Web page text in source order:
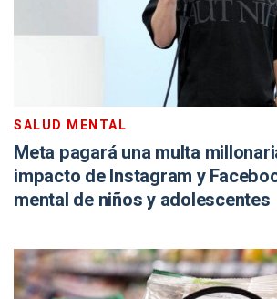
SALUD MENTAL
Meta pagará una multa
impacto de Instagram y
mental de niños y adolescentes